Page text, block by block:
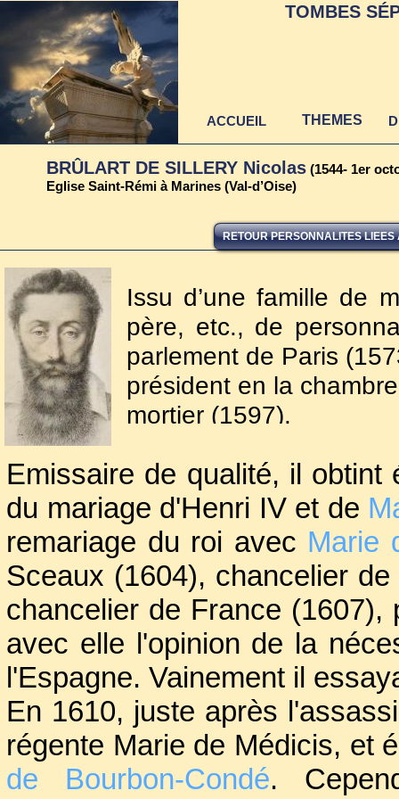
RETOUR PERSONNALITES LIEES
BRÛLART DE SILLERY Nicolas (1544- 1er
Eglise Saint-Rémi à Marines (Val-d’Oise)
Issu d’une famille de
père, etc., de
parlement de Paris
président en la
mortier (1597).
Parallèlement, d’abord
d’Henri IV, il connut
incluant plusieurs
Suisse (1589) où il
les Grisons (1595
France, l'Espagne et
Emissaire de qualité, il obtint
du mariage d'Henri IV et de
remariage du roi avec Marie
Sceaux (1604), chancelier
chancelier de France
avec elle l'opinion de la
l'Espagne. Vainement il
En 1610, juste après
régente Marie de Médicis, et
de Bourbon-Condé.
TOMBES
ACCUEIL THEMES